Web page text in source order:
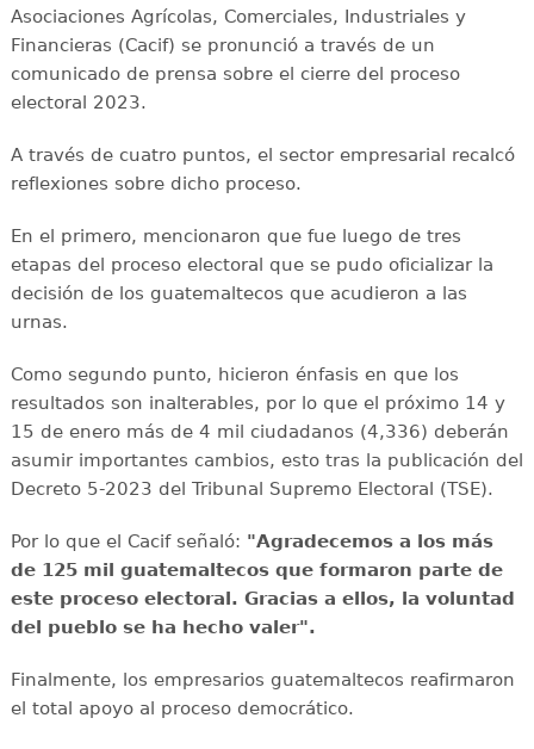
Asociaciones Agrícolas, Comerciales, Industriales y
Financieras (Cacif) se pronunció a través de un
comunicado de prensa sobre el cierre del proceso
electoral 2023.
A través de cuatro puntos, el sector empresarial recalcó
reflexiones sobre dicho proceso.
En el primero, mencionaron que fue luego de tres
etapas del proceso electoral que se pudo oficializar la
decisión de los guatemaltecos que acudieron a las
urnas.
Como segundo punto, hicieron énfasis en que los
resultados son inalterables, por lo que el próximo 14 y
15 de enero más de 4 mil ciudadanos (4,336) deberán
asumir importantes cambios, esto tras la publicación del
Decreto 5-2023 del Tribunal Supremo Electoral (TSE).
Por lo que el Cacif señaló: "Agradecemos a los más
de 125 mil guatemaltecos que formaron parte de
este proceso electoral. Gracias a ellos, la voluntad
del pueblo se ha hecho valer".
Finalmente, los empresarios guatemaltecos reafirmaron
el total apoyo al proceso democrático.